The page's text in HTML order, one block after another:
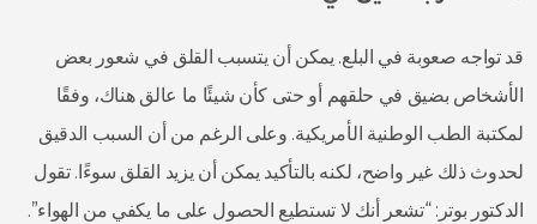
قد تواجه صعوبة في البلع. يمكن أن يتسبب القلق في شعور بعض
الأشخاص بضيق في حلقهم أو حتى كأن شيئًا ما عالق هناك، وفقًا
لمكتبة الطب الوطنية الأمريكية. وعلى الرغم من أن السبب الدقيق
لحدوث ذلك غير واضح، لكنه بالتأكيد يمكن أن يزيد القلق سوءًا. تقول
الدكتور بوتر: “تشعر أنك لا تستطيع الحصول على ما يكفي من الهواء”.